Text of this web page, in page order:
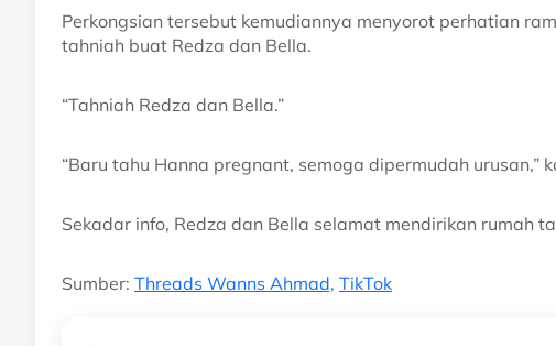
Perkongsian tersebut kemudiannya menyorot perhatian
tahniah buat Redza dan Bella.
“Tahniah Redza dan Bella.”
“Baru tahu Hanna pregnant, semoga dipermudah urusan,”
Sekadar info, Redza dan Bella selamat mendirikan rumah
Sumber: Threads Wanns Ahmad, TikTok